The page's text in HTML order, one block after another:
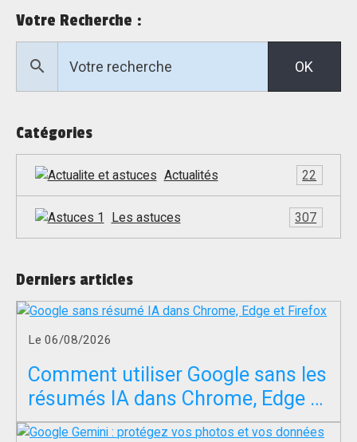
Votre Recherche :
OK
Catégories
Actualités 22
Les astuces 307
Derniers articles
Le 06/08/2026
Comment utiliser Google sans les
résumés IA dans Chrome, Edge et
Firefox ?